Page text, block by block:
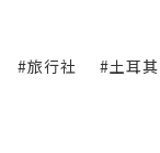
#旅行社 #土耳其